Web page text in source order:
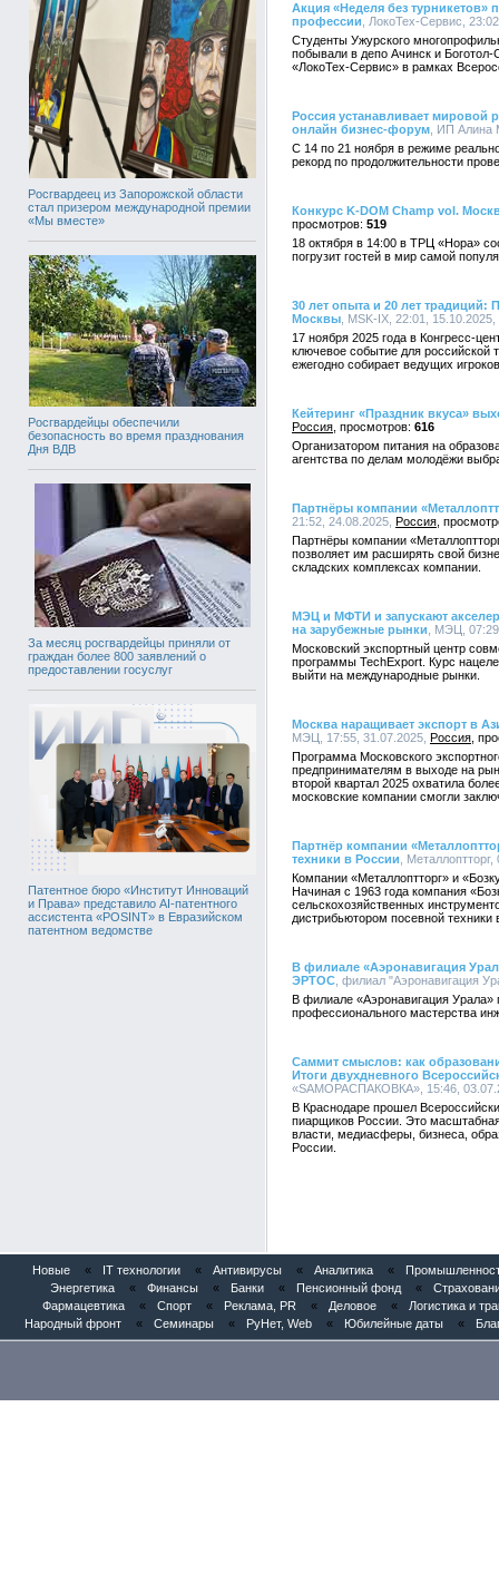
Росгвардеец из Запорожской области
стал призером международной премии
«Мы вместе»
Росгвардейцы обеспечили
безопасность во время празднования
Дня ВДВ
За месяц росгвардейцы приняли от
граждан более 800 заявлений о
предоставлении госуслуг
Патентное бюро «Институт Инноваций
и Права» представило AI-патентного
ассистента «POSINT» в Евразийском
патентном ведомстве
Акция «Неделя без
профессии , ЛокоТех-Сервис,
Студенты Ужурского
побывали в депо Ачинск и
«ЛокоТех-Сервис» в рамках
Россия устанавливает мировой
онлайн бизнес-форум , ИП Алина
С 14 по 21 ноября в режиме
рекорд по продолжительности
Конкурс K-DOM Champ vol.
519
18 октября в 14:00 в ТРЦ «Нора»
погрузит гостей в мир самой
30 лет опыта и 20 лет
Москвы , MSK-IX, 22:01, 15.10.2025,
17 ноября 2025 года в Конгресс-
ключевое событие для российской
ежегодно собирает ведущих
Кейтеринг «Праздник вкуса»
Россия
616
Организатором питания на
агентства по делам молодёжи
Партнёры компании
21:52, 24.08.2025, Россия
Партнёры компании
позволяет им расширять свой
складских комплексах компании.
МЭЦ и МФТИ и запускают
на зарубежные рынки , МЭЦ,
Московский экспортный центр
программы TechExport. Курс
выйти на международные рынки.
Москва наращивает экспорт в
МЭЦ, 17:55, 31.07.2025, Россия
Программа Московского
предпринимателям в выходе на
второй квартал 2025 охватила
московские компании смогли
Партнёр компании
техники в России ,
Компании «Металлоптторг» и
Начиная с 1963 года компания
сельскохозяйственных
дистрибьютором посевной
В филиале «Аэронавигация
ЭРТОС , филиал "Аэронавигация
В филиале «Аэронавигация Урала»
профессионального мастерства
Саммит смыслов: как
Итоги двухдневного
«SAMОРАСПАКОВКА», 15:46,
В Краснодаре прошел
пиарщиков России. Это
власти, медиасферы, бизнеса,
России.
Новые « IT технологии « Антивирусы « Аналитика «
Энергетика
« Финансы « Банки « Пенсионный фонд «
Фармацевтика
« Спорт « Реклама, PR « Деловое «
Логистика и
Народный фронт
« Семинары « РуНет, Web « Юбилейные даты «